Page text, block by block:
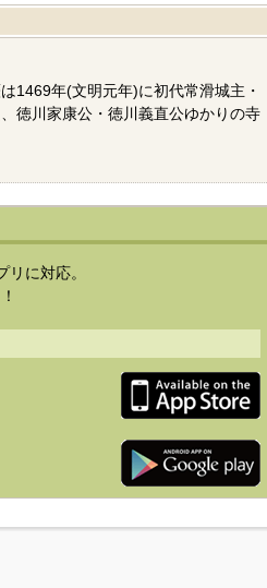
1469年(文明元年)に初代常滑城主・
徳川家康公・徳川義直公ゆかりの寺
に対応。